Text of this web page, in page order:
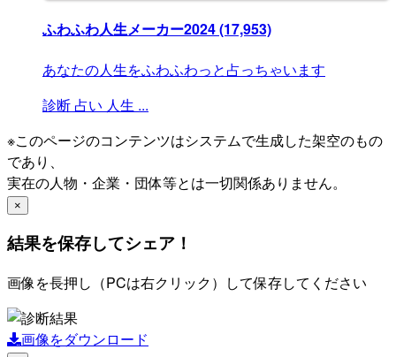
ふわふわ人生メーカー2024(17,953)
あなたの人生をふわふわっと占っちゃいます
診断 占い 人生 ...
※このページのコンテンツはシステムで生成した架空のもの
であり、
実在の人物・企業・団体等とは一切関係ありません。
×
結果を保存してシェア！
画像を長押し（PCは右クリック）して保存してください
画像をダウンロード